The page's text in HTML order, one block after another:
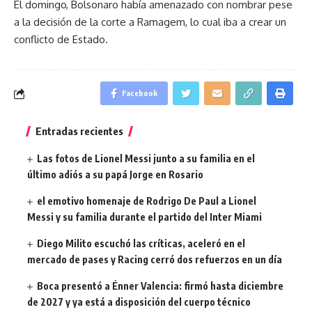
El domingo, Bolsonaro había amenazado con nombrar pese
a la decisión de la corte a Ramagem, lo cual iba a crear un
conflicto de Estado.
Facebook
Entradas recientes
Las fotos de Lionel Messi junto a su familia en el
último adiós a su papá Jorge en Rosario
el emotivo homenaje de Rodrigo De Paul a Lionel
Messi y su familia durante el partido del Inter Miami
Diego Milito escuchó las críticas, aceleró en el
mercado de pases y Racing cerró dos refuerzos en un día
Boca presentó a Énner Valencia: firmó hasta diciembre
de 2027 y ya está a disposición del cuerpo técnico